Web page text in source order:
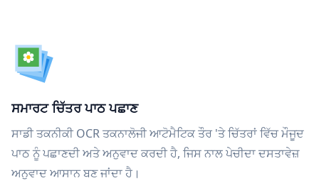
ਸਮਾਰਟ ਚਿੱਤਰ ਪਾਠ ਪਛਾਣ
ਸਾਡੀ ਤਕਨੀਕੀ OCR ਤਕਨਾਲੋਜੀ ਆਟੋਮੈਟਿਕ ਤੌਰ 'ਤੇ ਚਿੱਤਰਾਂ ਵਿੱਚ ਮੌਜੂਦ
ਪਾਠ ਨੂੰ ਪਛਾਣਦੀ ਅਤੇ ਅਨੁਵਾਦ ਕਰਦੀ ਹੈ, ਜਿਸ ਨਾਲ ਪੇਚੀਦਾ ਦਸਤਾਵੇਜ਼
ਅਨੁਵਾਦ ਆਸਾਨ ਬਣ ਜਾਂਦਾ ਹੈ।